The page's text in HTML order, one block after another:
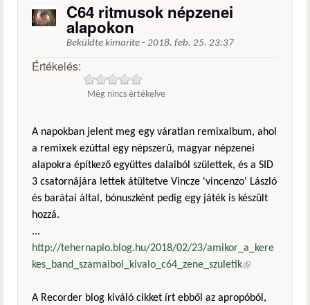
C64 ritmusok népzenei
alapokon
Beküldte kimarite - 2018. feb. 25. 23:37
Értékelés:
Még nincs értékelve
A napokban jelent meg egy váratlan remixalbum, ahol
a remixek ezúttal egy népszerű, magyar népzenei
alapokra építkező együttes dalaiból születtek, és a SID
3 csatornájára lettek átültetve Vincze 'vincenzo' László
és barátai által, bónuszként pedig egy játék is készült
hozzá.
...
http://tehernaplo.blog.hu/2018/02/23/amikor_a_kere
kes_band_szamaibol_kivalo_c64_zene_szuletik(külső
A Recorder blog kiváló cikket írt ebből az apropóból,